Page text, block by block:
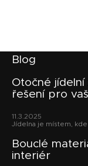
Blog
Otočné
řešení pro
11.3.2025
Jídelna je místem, kde
Bouclé
interiér